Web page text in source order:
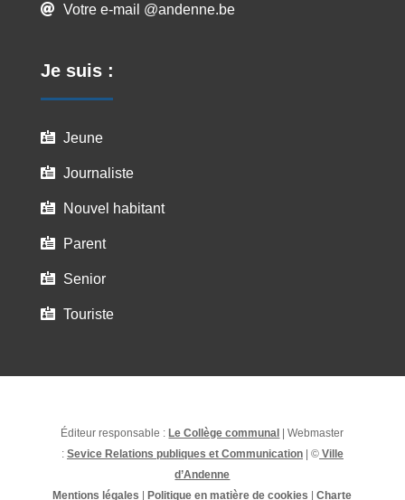
 Votre e-mail @andenne.be
Je suis :
 Jeune
 Journaliste
 Nouvel habitant
 Parent
 Senior
 Touriste
Éditeur responsable : Le Collège communal
| Webmaster
: Sevice Relations publiques et Communication | © Ville
d’Andenne
Mentions légales
Politique en matière de cookies Charte